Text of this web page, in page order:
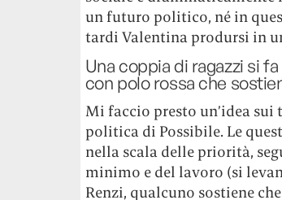
un futuro politico, né in
tardi Valentina prodursi in
Una coppia di ragazzi si
con polo rossa che
Mi faccio presto un’idea
politica di Possibile. Le
nella scala delle priorità,
minimo e del lavoro (si
Renzi, qualcuno sostiene